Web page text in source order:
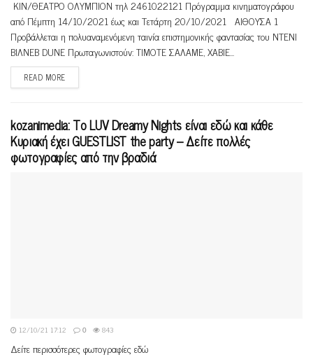
ΚΙΝ/ΘΕΑΤΡΟ ΟΛΥΜΠΙΟΝ τηλ 2461022121 Πρόγραμμα κινηματογράφου
από Πέμπτη 14/10/2021 έως και Τετάρτη 20/10/2021 ΑΙΘΟΥΣΑ 1
Προβάλλεται η πολυαναμενόμενη ταινία επιστημονικής φαντασίας του ΝΤΕΝΙ
ΒΙΛΝΕΒ DUNE Πρωταγωνιστούν: ΤΙΜΟΤΕ ΣΑΛΑΜΕ, ΧΑΒΙΕ...
READ MORE
kozanimedia: Το LUV Dreamy Nights είναι εδώ και κάθε
Κυριακή έχει GUESTLIST the party – Δείτε πολλές
φωτογραφίες από την βραδιά
12/10/21 17:12 0 843
Δείτε περισσότερες φωτογραφίες εδώ